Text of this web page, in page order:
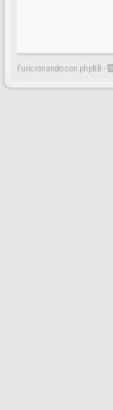
Funcionando con phpBB -